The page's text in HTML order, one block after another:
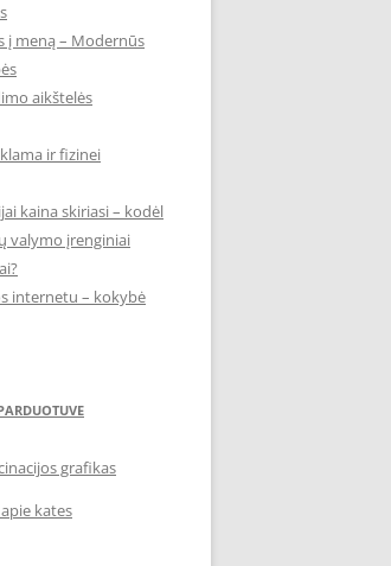
į meną – Modernūs
aikštelės
ir fizinei
kaina skiriasi – kodėl
valymo įrenginiai
internetu – kokybė
grafikas
kates